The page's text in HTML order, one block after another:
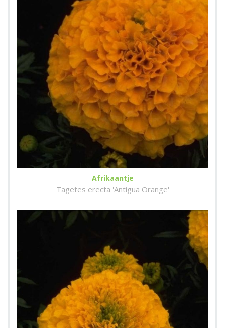
Afrikaantje
Tagetes erecta 'Antigua Orange'